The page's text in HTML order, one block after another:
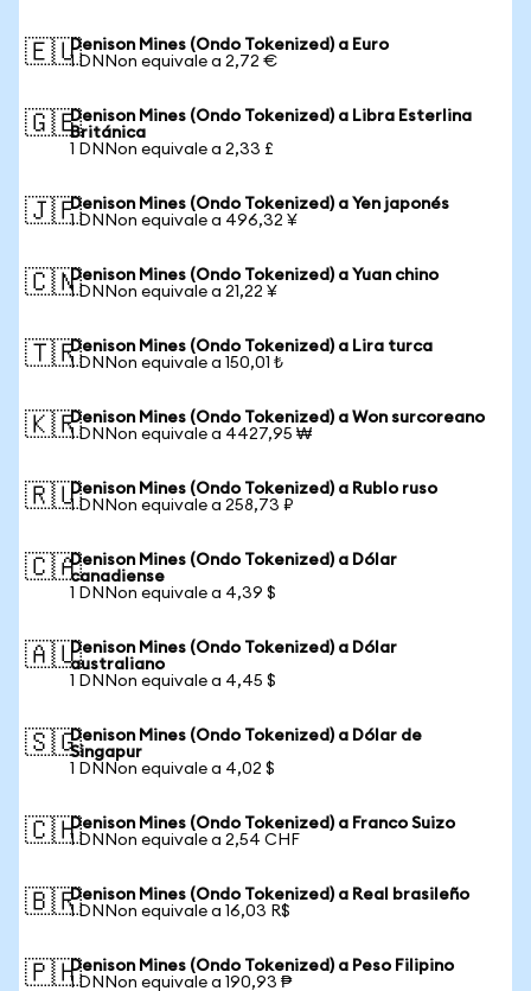
🇪🇺Denison Mines (Ondo Tokenized) a Euro
1 DNNon equivale a 2,72 €
🇬🇧Denison Mines (Ondo Tokenized) a Libra Esterlina
Británica
1 DNNon equivale a 2,33 £
🇯🇵Denison Mines (Ondo Tokenized) a Yen japonés
1 DNNon equivale a 496,32 ¥
🇨🇳Denison Mines (Ondo Tokenized) a Yuan chino
1 DNNon equivale a 21,22 ¥
🇹🇷Denison Mines (Ondo Tokenized) a Lira turca
1 DNNon equivale a 150,01 ₺
🇰🇷Denison Mines (Ondo Tokenized) a Won surcoreano
1 DNNon equivale a 4427,95 ₩
🇷🇺Denison Mines (Ondo Tokenized) a Rublo ruso
1 DNNon equivale a 258,73 ₽
🇨🇦Denison Mines (Ondo Tokenized) a Dólar
canadiense
1 DNNon equivale a 4,39 $
🇦🇺Denison Mines (Ondo Tokenized) a Dólar
australiano
1 DNNon equivale a 4,45 $
🇸🇬Denison Mines (Ondo Tokenized) a Dólar de
Singapur
1 DNNon equivale a 4,02 $
🇨🇭Denison Mines (Ondo Tokenized) a Franco Suizo
1 DNNon equivale a 2,54 CHF
🇧🇷Denison Mines (Ondo Tokenized) a Real brasileño
1 DNNon equivale a 16,03 R$
🇵🇭Denison Mines (Ondo Tokenized) a Peso Filipino
1 DNNon equivale a 190,93 ₱